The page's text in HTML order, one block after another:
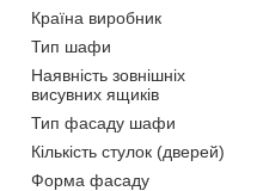
Країна виробник
Тип шафи
Наявність зовнішніх
висувних ящиків
Тип фасаду шафи
Кількість стулок (дверей)
Форма фасаду